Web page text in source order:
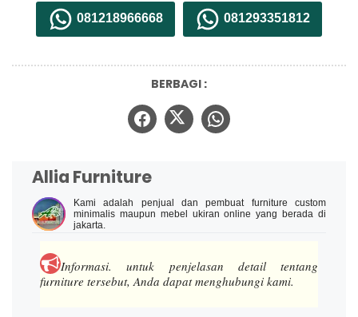
081218966668 081293351812
BERBAGI :
Allia Furniture
Kami adalah penjual dan pembuat furniture custom
minimalis maupun mebel ukiran online yang berada di
jakarta.
Informasi.untuk penjelasan detail tentang
furniture tersebut, Anda dapat menghubungi kami.